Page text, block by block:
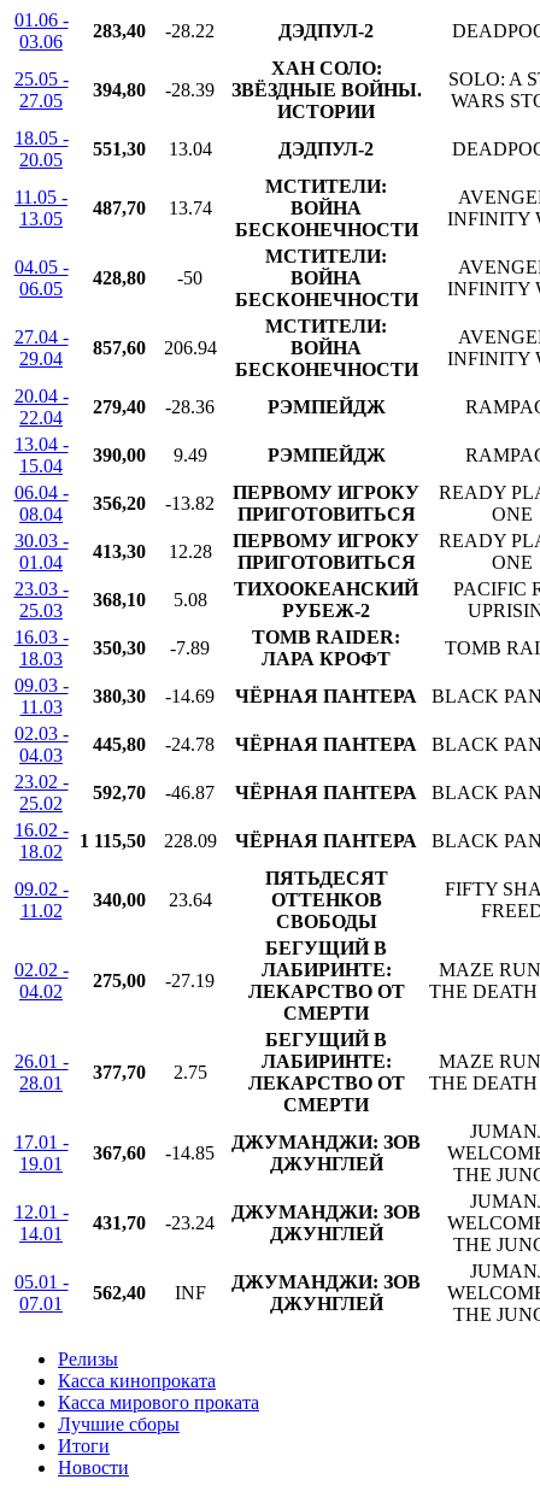
01.06 -
03.06
283,40 -28.22 ДЭДПУЛ-2
25.05 -
27.05
394,80 -28.39
ХАН СОЛО:
ЗВЁЗДНЫЕ ВОЙНЫ.
ИСТОРИИ
SOLO: A
WARS
18.05 -
20.05
551,30 13.04 ДЭДПУЛ-2
11.05 -
13.05
487,70 13.74
МСТИТЕЛИ:
ВОЙНА
БЕСКОНЕЧНОСТИ
INFINITY
04.05 -
06.05
428,80 -50
МСТИТЕЛИ:
ВОЙНА
БЕСКОНЕЧНОСТИ
INFINITY
27.04 -
29.04
857,60 206.94
МСТИТЕЛИ:
ВОЙНА
БЕСКОНЕЧНОСТИ
INFINITY
20.04 -
22.04
279,40 -28.36 РЭМПЕЙДЖ
13.04 -
15.04
390,00 9.49 РЭМПЕЙДЖ
06.04 -
08.04
356,20 -13.82
ПЕРВОМУ ИГРОКУ
ПРИГОТОВИТЬСЯ
READY
ONE
30.03 -
01.04
413,30 12.28
ПЕРВОМУ ИГРОКУ
ПРИГОТОВИТЬСЯ
READY
ONE
23.03 -
25.03
368,10 5.08
ТИХООКЕАНСКИЙ
РУБЕЖ-2
PACIFIC
16.03 -
18.03
350,30 -7.89
TOMB RAIDER:
ЛАРА КРОФТ
TOMB
09.03 -
11.03
380,30 -14.69 ЧЁРНАЯ ПАНТЕРА
BLACK
02.03 -
04.03
445,80 -24.78 ЧЁРНАЯ ПАНТЕРА
BLACK
23.02 -
25.02
592,70 -46.87 ЧЁРНАЯ ПАНТЕРА
BLACK
16.02 -
18.02
1 115,50 228.09 ЧЁРНАЯ ПАНТЕРА BLACK
09.02 -
11.02
340,00 23.64
ПЯТЬДЕСЯТ
ОТТЕНКОВ
СВОБОДЫ
FIFTY
02.02 -
04.02
275,00 -27.19
БЕГУЩИЙ В
ЛАБИРИНТЕ:
ЛЕКАРСТВО ОТ
СМЕРТИ
MAZE
THE
26.01 -
28.01
377,70 2.75
БЕГУЩИЙ В
ЛАБИРИНТЕ:
ЛЕКАРСТВО ОТ
СМЕРТИ
MAZE
THE
17.01 -
19.01
367,60 -14.85
ДЖУМАНДЖИ: ЗОВ
ДЖУНГЛЕЙ
THE
12.01 -
14.01
431,70 -23.24
ДЖУМАНДЖИ: ЗОВ
ДЖУНГЛЕЙ
THE
05.01 -
07.01
562,40 INF
ДЖУМАНДЖИ: ЗОВ
ДЖУНГЛЕЙ
THE
Релизы
Касса кинопроката
Касса мирового проката
Лучшие сборы
Итоги
Новости